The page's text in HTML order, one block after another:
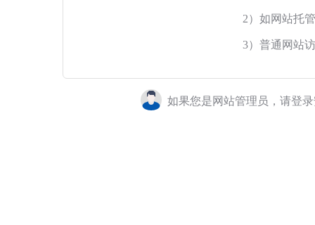
2）如网站托
3）普通网站
如果您是网站管理员，请登